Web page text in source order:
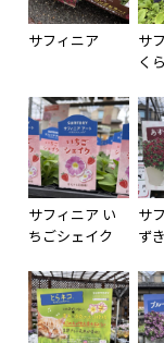
サフィニア
サ
く
サフィニア い
ちごシェイク
サ
ず